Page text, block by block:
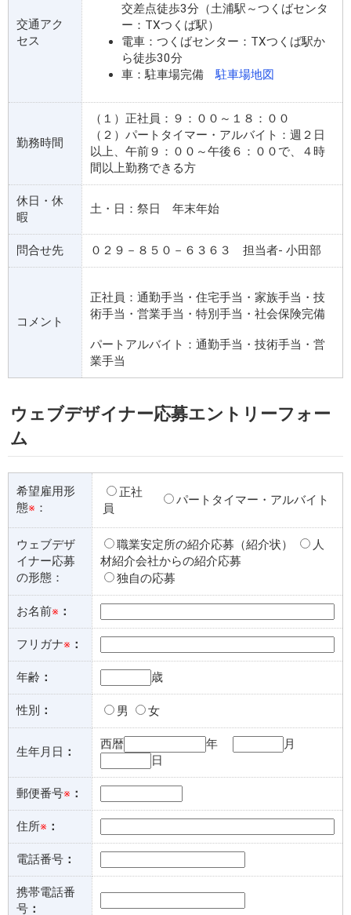
交通アク
セス
交差点徒歩3分（土浦駅～つくばセンタ
ー：TXつくば駅）
電車：つくばセンター：TXつくば駅か
ら徒歩30分
車：駐車場完備駐車場地図
勤務時間
（１）正社員：９：００～１８：００
（２）パートタイマー・アルバイト：週２日
以上、午前９：００～午後６：００で、４時
間以上勤務できる方
休日・休
暇
土・日：祭日 年末年始
問合せ先 ０２９－８５０－６３６３ 担当者- 小田部
コメント
正社員：通勤手当・住宅手当・家族手当・技
術手当・営業手当・特別手当・社会保険完備
パートアルバイト：通勤手当・技術手当・営
業手当
ウェブデザイナー応募エントリーフォー
ム
希望雇用形
態※ ：
正社
員
パートタイマー・アルバイト
ウェブデザ
イナー応募
の形態：
職業安定所の紹介応募（紹介状）
人
材紹介会社からの紹介応募
独自の応募
お名前※ ：
フリガナ※ ：
年齢 ： 歳
性別 ： 男 女
生年月日 ：
西暦 年
月
日
郵便番号※ ：
住所※ ：
電話番号 ：
携帯電話番
号 ：